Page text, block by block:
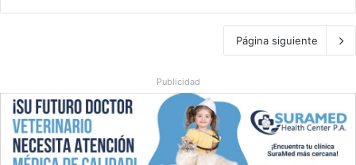
Página siguiente
Publicidad